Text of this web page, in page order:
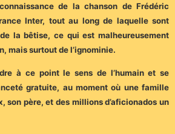
de la chanson de Frédéric
Inter, tout au long de laquelle sont
la bêtise, ce qui est malheureusement
mais surtout de l’ignominie.
à ce point le sens de l’humain et se
gratuite, au moment où une famille
son père, et des millions d’aficionados un